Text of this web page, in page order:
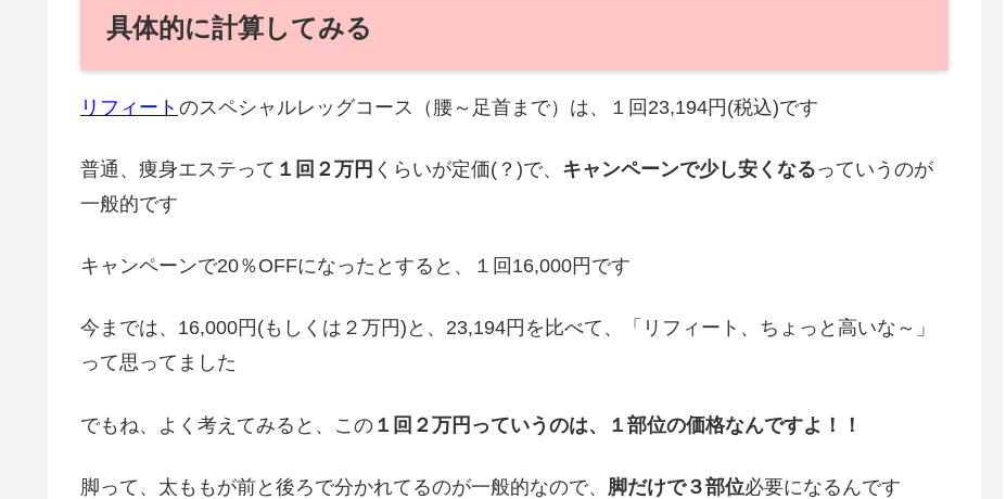
具体的に計算してみる
リフィート のスペシャルレッグコース（腰～足首まで）は、１回23,194円(税込)です
普通、痩身エステって １回２万円 くらいが定価(？)で、 キャンペーンで少し安くなるっていうのが
一般的です
キャンペーンで20％OFFになったとすると、１回16,000円です
今までは、16,000円(もしくは２万円)と、23,194円を比べて、「リフィート、ちょっと高いな～」
って思ってました
でもね、よく考えてみると、この １回２万円っていうのは、１部位の価格なんですよ！！
脚って、太ももが前と後ろで分かれてるのが一般的なので、 脚だけで３部位必要になるんです